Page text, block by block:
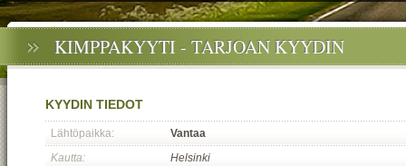
KIMPPAKYYTI - TARJOAN KYYDIN
KYYDIN TIEDOT
Lähtöpaikka:
Vantaa
Kautta:
Helsinki